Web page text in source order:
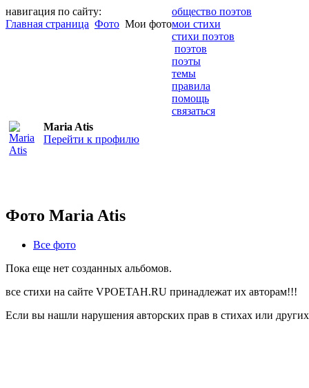
навигация по сайту:
Главная страница Фото Мои фото
общество поэтов
мои стихи
стихи поэтов
поэтов
поэты
темы
правила
помощь
связаться
Maria Atis
Перейти к профилю
Фото Maria Atis
Все фото
Пока еще нет созданных альбомов.
все стихи на сайте VPOETAH.RU принадлежат их авторам!!!
Если вы нашли нарушения авторских прав в стихах или